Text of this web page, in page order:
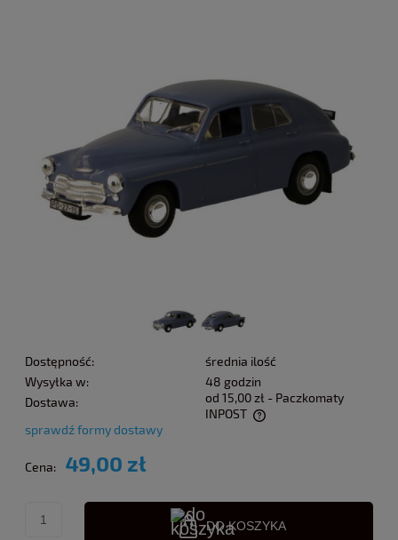
Dostępność:
średnia ilość
Wysyłka w:
48 godzin
Dostawa:
od 15,00 zł - Paczkomaty
INPOST
Cena nie zawiera ewentualnych kosztów płatności
sprawdź formy dostawy
Cena: 49,00 zł
DO KOSZYKA